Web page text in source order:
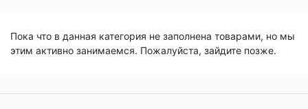
Пока что в данная категория не заполнена товарами, но мы
этим активно занимаемся. Пожалуйста, зайдите позже.